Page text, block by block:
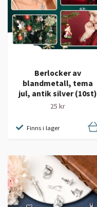
Berlocker av
blandmetall, tema
jul, antik silver (10st)
25 kr
Finns i lager